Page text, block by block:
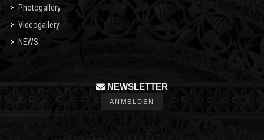
Photogallery
Videogallery
NEWS
NEWSLETTER
ANMELDEN